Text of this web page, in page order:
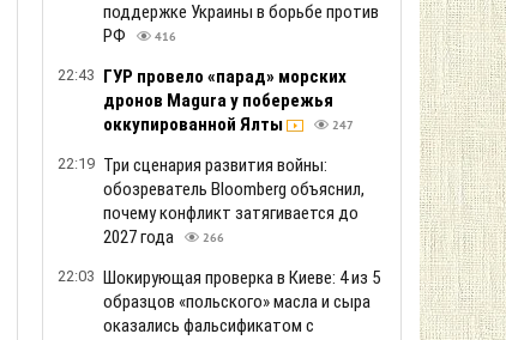
поддержке Украины в борьбе против
РФ
416
22:43 ГУР провело «парад» морских
дронов Magura у побережья
оккупированной Ялты
247
22:19 Три сценария развития войны:
обозреватель Bloomberg объяснил,
почему конфликт затягивается до
2027 года
266
22:03 Шокирующая проверка в Киеве: 4 из 5
образцов «польского» масла и сыра
оказались фальсификатом с